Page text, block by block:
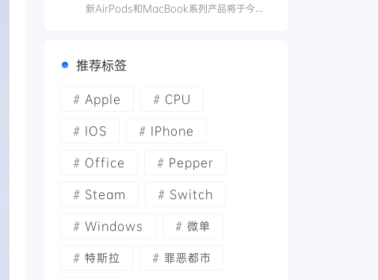
新AirPods和MacBook系列产品将于今年
推荐标签
Apple CPU
IOS IPhone
Office Pepper
Steam Switch
Windows 微单
特斯拉 罪恶都市